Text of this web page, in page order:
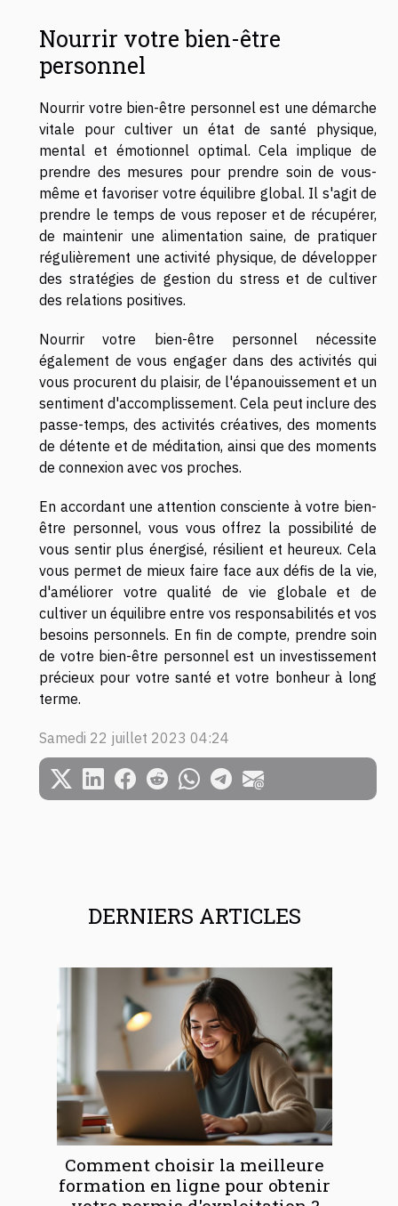
DERNIERS ARTICLES
Comment choisir la meilleure
formation en ligne pour obtenir
Nourrir votre bien-être
personnel
Nourrir votre bien-être personnel est une démarche
vitale pour cultiver un état de santé physique,
mental et émotionnel optimal. Cela implique de
prendre des mesures pour prendre soin de vous-
même et favoriser votre équilibre global. Il s'agit de
prendre le temps de vous reposer et de récupérer,
de maintenir une alimentation saine, de pratiquer
régulièrement une activité physique, de développer
des stratégies de gestion du stress et de cultiver
des relations positives.
Nourrir votre bien-être personnel nécessite
également de vous engager dans des activités qui
vous procurent du plaisir, de l'épanouissement et un
sentiment d'accomplissement. Cela peut inclure des
passe-temps, des activités créatives, des moments
de détente et de méditation, ainsi que des moments
de connexion avec vos proches.
En accordant une attention consciente à votre bien-
être personnel, vous vous offrez la possibilité de
vous sentir plus énergisé, résilient et heureux. Cela
vous permet de mieux faire face aux défis de la vie,
d'améliorer votre qualité de vie globale et de
cultiver un équilibre entre vos responsabilités et vos
besoins personnels. En fin de compte, prendre soin
de votre bien-être personnel est un investissement
précieux pour votre santé et votre bonheur à long
terme.
Samedi 22 juillet 2023 04:24